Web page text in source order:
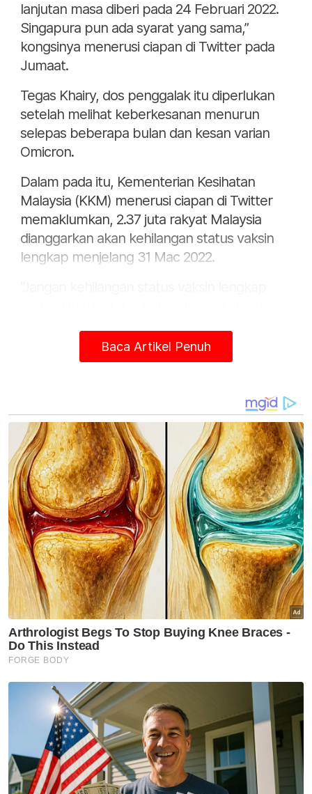
lanjutan masa diberi pada 24 Februari 2022.
Singapura pun ada syarat yang sama,”
kongsinya menerusi ciapan di Twitter pada
Jumaat.
Tegas Khairy, dos penggalak itu diperlukan
setelah melihat keberkesanan menurun
selepas beberapa bulan dan kesan varian
Omicron.
Dalam pada itu, Kementerian Kesihatan
Malaysia (KKM) menerusi ciapan di Twitter
memaklumkan, 2.37 juta rakyat Malaysia
dianggarkan akan kehilangan status vaksin
lengkap menjelang 31 Mac 2022.
“Dikongsikan cara-cara untuk membuat
tempahan janji temu vaksinasi melalui aplikasi
Pesawat dilapor terhempas di Elmina Shah Alam
Shah Alam dilanda banjir kilat
MB nafi roboh Stadium Shah Alam untuk PRN
Perkara ini bukan baru.
Pengumuman pertama: 16 Dis 2021.
Peringatan diberi: 7 Feb 2022.
Lanjutan masa diberi: 24 Feb 2022.
Singapura pun ada syarat yang sama.
Dos penggalak diperlukan setelah melihat
keberkesanan menurun selepas beberapa
bulan & kesan varian Omicron.
https://t.co/qPaqYACzGEpic.twitter.com/
— Khairy Jamaluddin (@Khairykj)
March 25, 2022
Muat turun aplikasi Sinar Harian. Klik di sini!
Baca Artikel Penuh